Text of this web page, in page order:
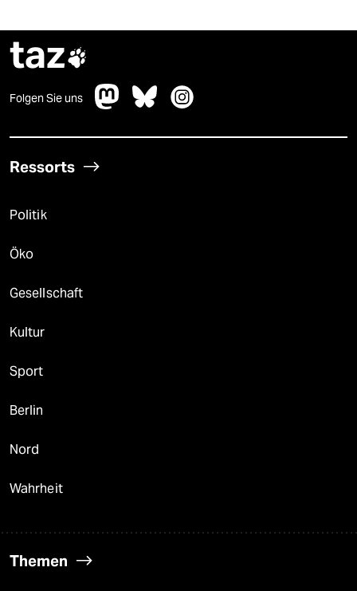
taz
Folgen Sie uns
Ressorts
Politik
Öko
Gesellschaft
Kultur
Sport
Berlin
Nord
Wahrheit
Themen